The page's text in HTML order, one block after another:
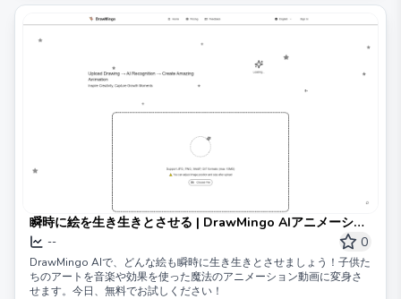
瞬時に絵を生き生きとさせる | DrawMingo AIアニメーショ
ン -- 0
DrawMingo AIで、どんな絵も瞬時に生き生きとさせましょう！子供た
ちのアートを音楽や効果を使った魔法のアニメーション動画に変身さ
せます。今日、無料でお試しください！